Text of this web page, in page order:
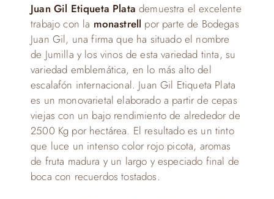
Juan Gil Etiqueta Platademuestra el excelente
trabajo con la monastrell por parte de Bodegas
Juan Gil, una firma que ha situado el nombre
de Jumilla y los vinos de esta variedad tinta, su
variedad emblemática, en lo más alto del
escalafón internacional. Juan Gil Etiqueta Plata
es un monovarietal elaborado a partir de cepas
viejas con un bajo rendimiento de alrededor de
2500 Kg por hectárea. El resultado es un tinto
que luce un intenso color rojo picota, aromas
de fruta madura y un largo y especiado final de
boca con recuerdos tostados.